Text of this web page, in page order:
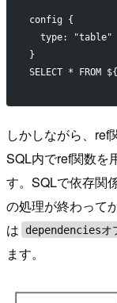
config {
  type: "table"
}
SELECT *
しかしながら、ref
SQL内でref関数を
す。SQLで依存関
の処理が終わって
は
dependenciesオ
ます。